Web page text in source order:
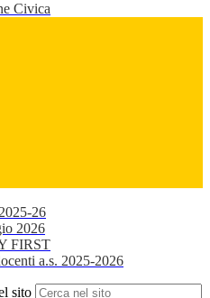
Civica
26
2026
FIRST
a.s. 2025-2026
sito